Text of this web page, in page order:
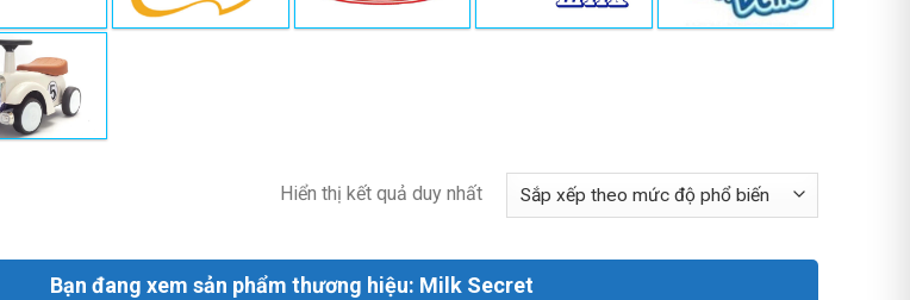
Hiển thị kết quả duy nhất
Bạn đang xem sản phẩm thương hiệu: Milk Secret